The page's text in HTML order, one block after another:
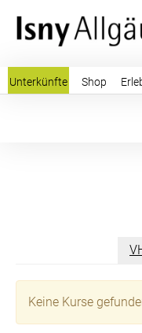
Unterkünfte Shop
Keine Kurse